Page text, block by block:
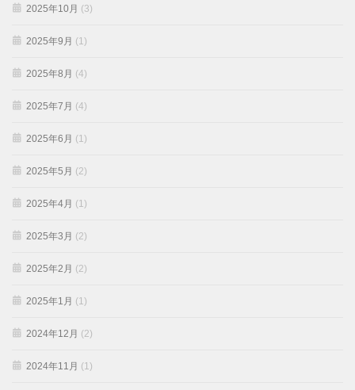
2025年10月 (3)
2025年9月 (1)
2025年8月 (4)
2025年7月 (4)
2025年6月 (1)
2025年5月 (2)
2025年4月 (1)
2025年3月 (2)
2025年2月 (2)
2025年1月 (1)
2024年12月 (2)
2024年11月 (1)